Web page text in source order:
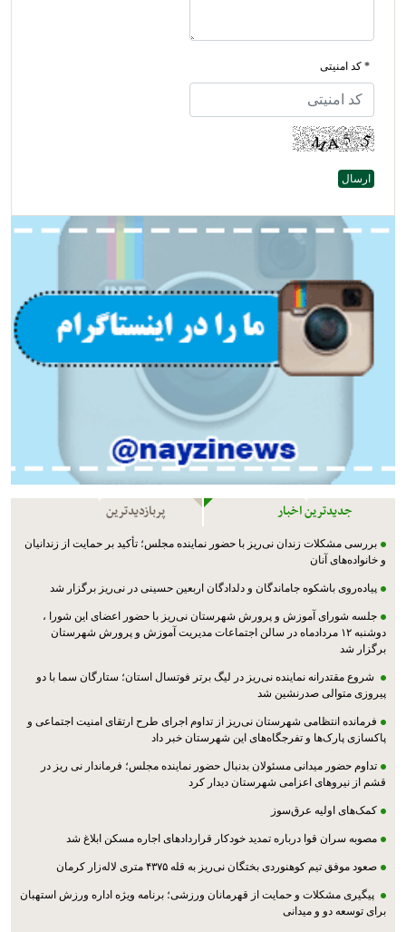
* کد امنیتی
جدیدترین اخبار پربازدیدترین
بررسی مشکلات زندان نی‌ریز با حضور نماینده مجلس؛ تأکید بر حمایت از زندانیان
و خانواده‌های آنان
پیاده‌روی باشکوه جاماندگان و دلدادگان اربعین حسینی در نی‌ریز برگزار شد
جلسه شورای آموزش و پرورش شهرستان نی‌ریز با حضور اعضای این شورا ،
دوشنبه ۱۲ مردادماه در سالن اجتماعات مدیریت آموزش و پرورش شهرستان
برگزار شد
شروع مقتدرانه نماینده نی‌ریز در لیگ برتر فوتسال استان؛ ستارگان سما با دو
پیروزی متوالی صدرنشین شد
فرمانده انتظامی شهرستان نی‌ریز از تداوم اجرای طرح ارتقای امنیت اجتماعی و
پاکسازی پارک‌ها و تفرجگاه‌های این شهرستان خبر داد
تداوم حضور میدانی مسئولان بدنبال حضور نماینده مجلس؛ فرماندار نی ریز در
قشم از نیروهای اعزامی شهرستان دیدار کرد
کمک‌های اولیه عرق‌سوز
مصوبه سران قوا درباره تمدید خودکار قراردادهای اجاره مسکن ابلاغ شد
صعود موفق تیم کوهنوردی بختگان نی‌ریز به قله ۴۳۷۵ متری لاله‌زار کرمان
پیگیری مشکلات و حمایت از قهرمانان ورزشی؛ برنامه ویژه اداره ورزش استهبان
برای توسعه دو و میدانی